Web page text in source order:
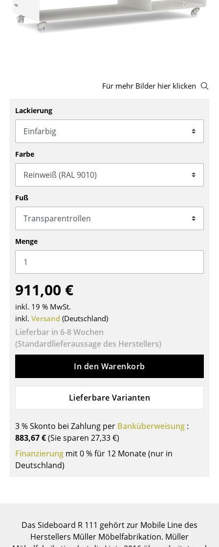
Hocker
Bänke & Liegen
Schaukelstühle
Bürodrehstühle
Konferenzstühle
Bürosessel
Einzelteile
... alle Sitzmöbel
Tische
Esstische
Beistelltische
Couchtische
Schreibtische
Sekretäre & PC-Tische
Konferenztische
Stehtische & Stehpulte
Kindertische
Gartentische
Servierwagen
Einzelteile
... alle Tische
Bücherregale
Für mehr Bilder hier klicken
Lackierung
Farbe
Fuß
Menge
911,00 €
inkl. 19 % MwSt.
inkl. Versand (Deutschland)
Lieferbar in 6-8 Wochen
(Standardlieferaussage des Herstellers)
In den Warenkorb
Lieferbare Varianten
3 % Skonto bei Zahlung per Banküberweisung :
883,67 €(Sie sparen 27,33 €)
Finanzierung mit 0 % für 12 Monate (nur in
Deutschland)
Das Sideboard R 111 gehört zur Mobile Line des
Herstellers Müller Möbelfabrikation. Müller